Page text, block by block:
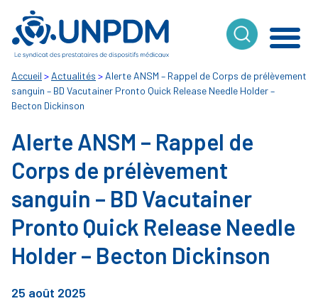
Accueil > Actualités > Alerte ANSM – Rappel de Corps de prélèvement
sanguin – BD Vacutainer Pronto Quick Release Needle Holder –
Becton Dickinson
Alerte ANSM – Rappel de
Corps de prélèvement
sanguin – BD Vacutainer
Pronto Quick Release Needle
Holder – Becton Dickinson
25 août 2025